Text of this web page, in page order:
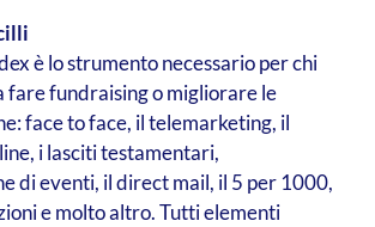
è lo strumento necessario per chi
fare fundraising o migliorare le
face to face, il telemarketing, il
i lasciti testamentari,
di eventi, il direct mail, il 5 per 1000,
e molto altro. Tutti elementi